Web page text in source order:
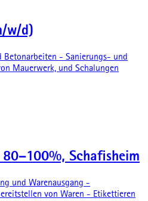
w/d)
- Sanierungs- und
Mauerwerk, und Schalungen
Schafisheim
und Warenausgang -
von Waren - Etikettieren